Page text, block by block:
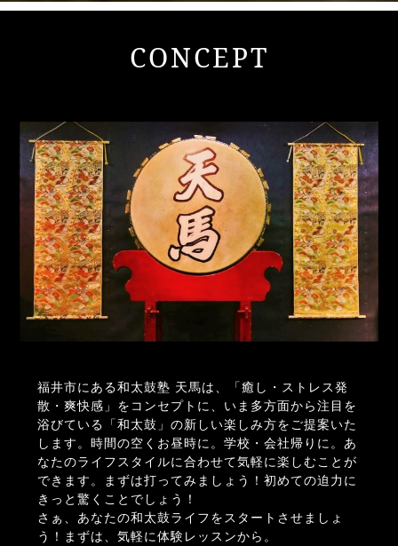
CONCEPT
福井市にある和太鼓塾 天馬は、「癒し・ストレス発
散・爽快感」をコンセプトに、いま多方面から注目を
浴びている「和太鼓」の新しい楽しみ方をご提案いた
します。時間の空くお昼時に。学校・会社帰りに。あ
なたのライフスタイルに合わせて気軽に楽しむことが
できます。まずは打ってみましょう！初めての迫力に
きっと驚くことでしょう！
さぁ、あなたの和太鼓ライフをスタートさせましょ
う！まずは、気軽に体験レッスンから。